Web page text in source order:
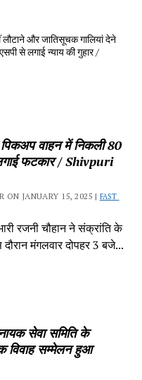
और जातिसूचक गालियां देने
से लगाई न्याय की गुहार /
पिकअप वाहन में निकली 80
फटकार / Shivpuri
ON JANUARY 15, 2025 | FAST
रजनी चौहान ने संक्रांति के
मंगलवार दोपहर 3 बजे...
सेवा समिति के
विवाह सम्मेलन हुआ